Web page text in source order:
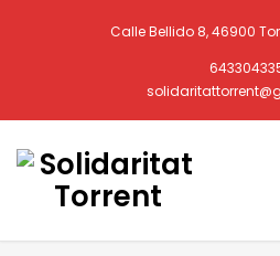
Calle Bellido 8, 46900